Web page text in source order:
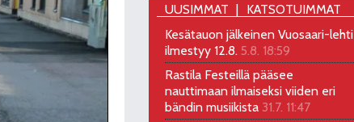
UUSIMMAT
KATSOTUIMMAT
Kesätauon jälkeinen Vuosaari-lehti
ilmestyy 12.8. 5.8. 18:59
Rastila Festeillä pääsee
nauttimaan ilmaiseksi viiden eri
bändin musiikista 31.7. 11:47